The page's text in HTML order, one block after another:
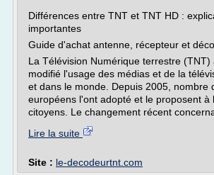
Différences entre TNT et TNT HD :
importantes
Guide d'achat antenne, récepteur et
La Télévision Numérique terrestre
modifié l'usage des médias et de la
et dans le monde. Depuis 2005, nombre
européens l'ont adopté et le proposent à
citoyens. Le changement récent
Lire la suite
Site : le-decodeurtnt.com